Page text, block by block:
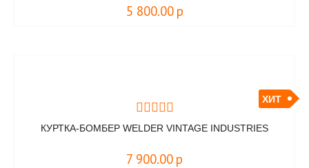
5 800.00 р
ХИТ
КУРТКА-БОМБЕР WELDER VINTAGE INDUSTRIES
7 900.00 р